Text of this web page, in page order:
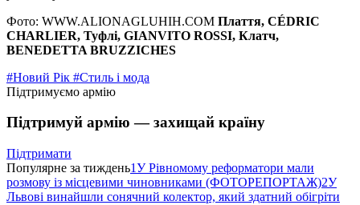
Фото: WWW.ALIONAGLUHIH.COM Плаття, CÉDRIC
CHARLIER, Туфлі, GIANVITO ROSSI, Клатч,
BENEDETTA BRUZZICHES
#Новий Рік #Стиль і мода
Підтримуємо армію
Підтримуй армію — захищай країну
Підтримати
Популярне за тиждень1У Рівномому реформатори мали
розмову із місцевими чиновниками (ФОТОРЕПОРТАЖ)2У
Львові винайшли сонячний колектор, який здатний обігріти